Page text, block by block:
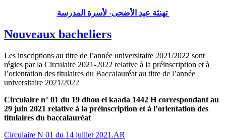
تهنئة عيد الأضحى- لأسرة المدرسة
Nouveaux bacheliers
Les inscriptions au titre de l’année universitaire 2021/2022 sont
régies par la Circulaire 2021-2022 relative à la préinscription et à
l’orientation des titulaires du Baccalauréat au titre de l’année
universitaire 2021/2022
Circulaire n° 01 du 19 dhou el kaada 1442 H correspondant au
29 juin 2021 relative à la préinscription et à l’orientation des
titulaires du baccalauréat
Circulaire N 01 du 14 juillet 2021.AR